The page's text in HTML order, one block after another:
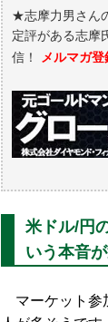
★志摩力男さん
定評がある志摩
信！
メルマガ
米ドル/円
いう本音
マーケット参